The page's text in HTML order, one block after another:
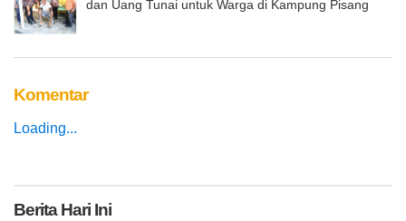
dan Uang Tunai untuk Warga di Kampung Pisang
Komentar
Loading...
BeritaHari Ini